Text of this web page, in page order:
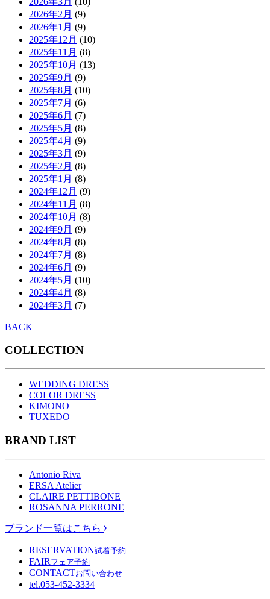
2026年2月 (9)
2026年1月 (9)
2025年12月 (10)
2025年11月 (8)
2025年10月 (13)
2025年9月 (9)
2025年8月 (10)
2025年7月 (6)
2025年6月 (7)
2025年5月 (8)
2025年4月 (9)
2025年3月 (9)
2025年2月 (8)
2025年1月 (8)
2024年12月 (9)
2024年11月 (8)
2024年10月 (8)
2024年9月 (9)
2024年8月 (8)
2024年7月 (8)
2024年6月 (9)
2024年5月 (10)
2024年4月 (8)
2024年3月 (7)
BACK
COLLECTION
WEDDING DRESS
COLOR DRESS
KIMONO
TUXEDO
BRAND LIST
Antonio Riva
ERSA Atelier
CLAIRE PETTIBONE
ROSANNA PERRONE
ブランド一覧はこちら
RESERVATION試着予約
FAIR フェア予約
CONTACTお問い合わせ
tel.053-452-3334